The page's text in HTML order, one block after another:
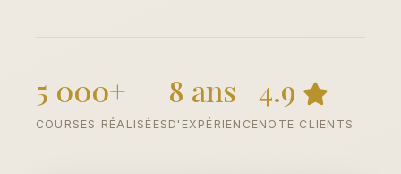
5 000+
COURSES RÉALISÉES
8 ans
D'EXPÉRIENCE
4.9
NOTE CLIENTS